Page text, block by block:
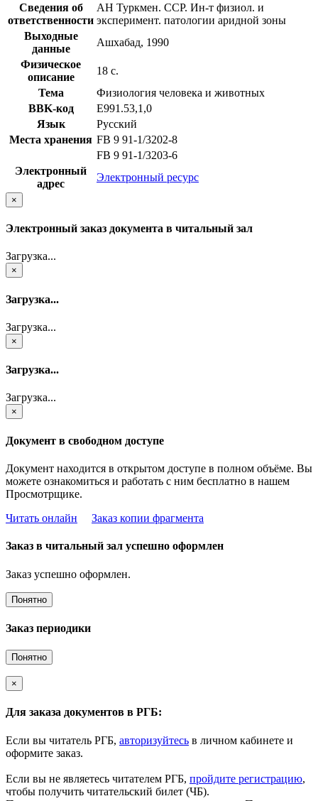
Сведения об
ответственности
АН Туркмен. ССР. Ин-т физиол. и
эксперимент. патологии аридной зоны
Выходные
данные
Ашхабад, 1990
Физическое
описание
18 с.
Тема
Физиология человека и животных
BBK-код
Е991.53,1,0
Язык
Русский
Места хранения FB 9 91-1/3202-8
FB 9 91-1/3203-6
Электронный
адрес
Электронный ресурс
×
Электронный заказ документа в читальный зал
Загрузка...
×
Загрузка...
Загрузка...
×
Загрузка...
Загрузка...
×
Документ в свободном доступе
Документ находится в открытом доступе в полном объёме. Вы
можете ознакомиться и работать с ним бесплатно в нашем
Просмотрщике.
Читать онлайн
Заказ копии фрагмента
Заказ в читальный зал успешно оформлен
Заказ успешно оформлен.
Понятно
Заказ периодики
Понятно
×
Для заказа документов в РГБ:
Если вы читатель РГБ, авторизуйтесь в личном кабинете и
оформите заказ.
Если вы не являетесь читателем РГБ, пройдите регистрацию,
чтобы получить читательский билет (ЧБ).